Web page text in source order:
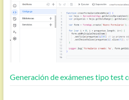
Generación de exámenes tipo test